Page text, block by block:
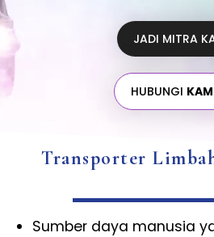
JADI MITRA
HUBUNGI
Transporter
Sumber daya manusia